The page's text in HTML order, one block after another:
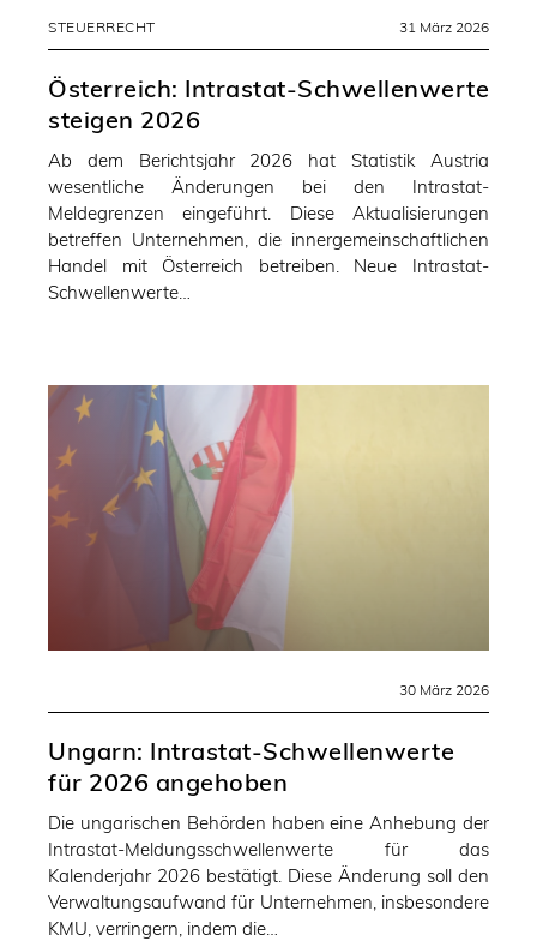
STEUERRECHT 31 März 2026
Österreich: Intrastat-Schwellenwerte
steigen 2026
Ab dem Berichtsjahr 2026 hat Statistik Austria
wesentliche Änderungen bei den Intrastat-
Meldegrenzen eingeführt. Diese Aktualisierungen
betreffen Unternehmen, die innergemeinschaftlichen
Handel mit Österreich betreiben. Neue Intrastat-
Schwellenwerte…
30 März 2026
Ungarn: Intrastat-Schwellenwerte
für 2026 angehoben
Die ungarischen Behörden haben eine Anhebung der
Intrastat-Meldungsschwellenwerte für das
Kalenderjahr 2026 bestätigt. Diese Änderung soll den
Verwaltungsaufwand für Unternehmen, insbesondere
KMU, verringern, indem die…